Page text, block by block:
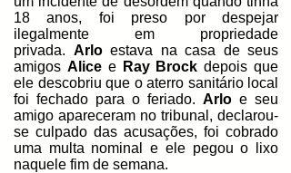
18 anos, foi preso por despejar
ilegalmente em propriedade
privada. Arloestava na casa de seus
amigos Alice e Ray Brockdepois que
ele descobriu que o aterro sanitário local
foi fechado para o feriado. Arlo e seu
amigo apareceram no tribunal, declarou-
se culpado das acusações, foi cobrado
uma multa nominal e ele pegou o lixo
naquele fim de semana.